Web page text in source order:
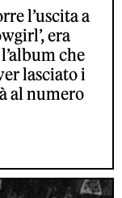
l’uscita a
era
che
lasciato i
al numero